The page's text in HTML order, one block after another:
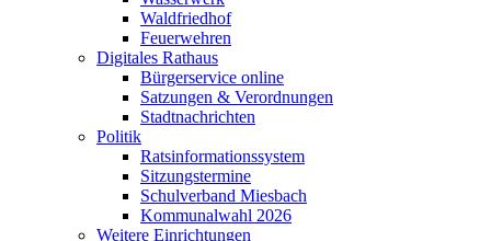
Waldfriedhof
Feuerwehren
Digitales Rathaus
Bürgerservice online
Satzungen & Verordnungen
Stadtnachrichten
Politik
Ratsinformationssystem
Sitzungstermine
Schulverband Miesbach
Kommunalwahl 2026
Weitere Einrichtungen